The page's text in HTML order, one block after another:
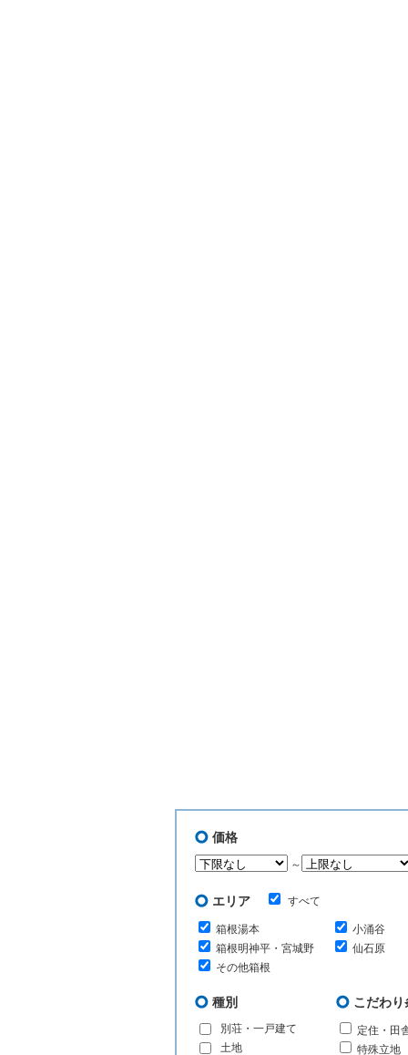
価格
～
エリア すべて
箱根湯本
小涌谷
箱根明神平・宮城野
仙石原
その他箱根
種別
別荘・一戸建て
土地
こだわり
定住・田
特殊立地